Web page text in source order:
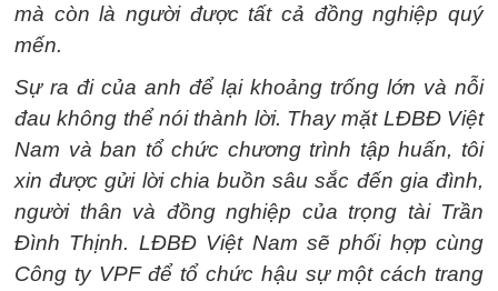
mà còn là người được tất cả đồng nghiệp quý
mến.
Sự ra đi của anh để lại khoảng trống lớn và nỗi
đau không thể nói thành lời. Thay mặt LĐBĐ Việt
Nam và ban tổ chức chương trình tập huấn, tôi
xin được gửi lời chia buồn sâu sắc đến gia đình,
người thân và đồng nghiệp của trọng tài Trần
Đình Thịnh. LĐBĐ Việt Nam sẽ phối hợp cùng
Công ty VPF để tổ chức hậu sự một cách trang